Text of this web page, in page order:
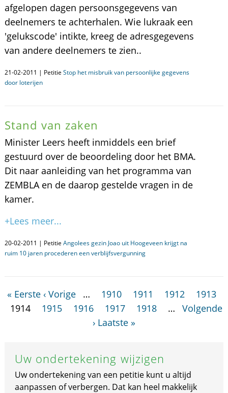
afgelopen dagen persoonsgegevens van
deelnemers te achterhalen. Wie lukraak een
'gelukscode' intikte, kreeg de adresgegevens
van andere deelnemers te zien..
21-02-2011 | Petitie Stop het misbruik van persoonlijke gegevens
door loterijen
Stand van zaken
Minister Leers heeft inmiddels een brief
gestuurd over de beoordeling door het BMA.
Dit naar aanleiding van het programma van
ZEMBLA en de daarop gestelde vragen in de
kamer.
+Lees meer...
20-02-2011 | Petitie Angolees gezin Joao uit Hoogeveen krijgt na
ruim 10 jaren procederen een verblijfsvergunning
« Eerste ‹ Vorige … 1910 1911 1912
1913
1914
1915 1916 1917 1918 …
Volgende
› Laatste »
Uw ondertekening wijzigen
Uw ondertekening van een petitie kunt u altijd
aanpassen of verbergen. Dat kan heel makkelijk